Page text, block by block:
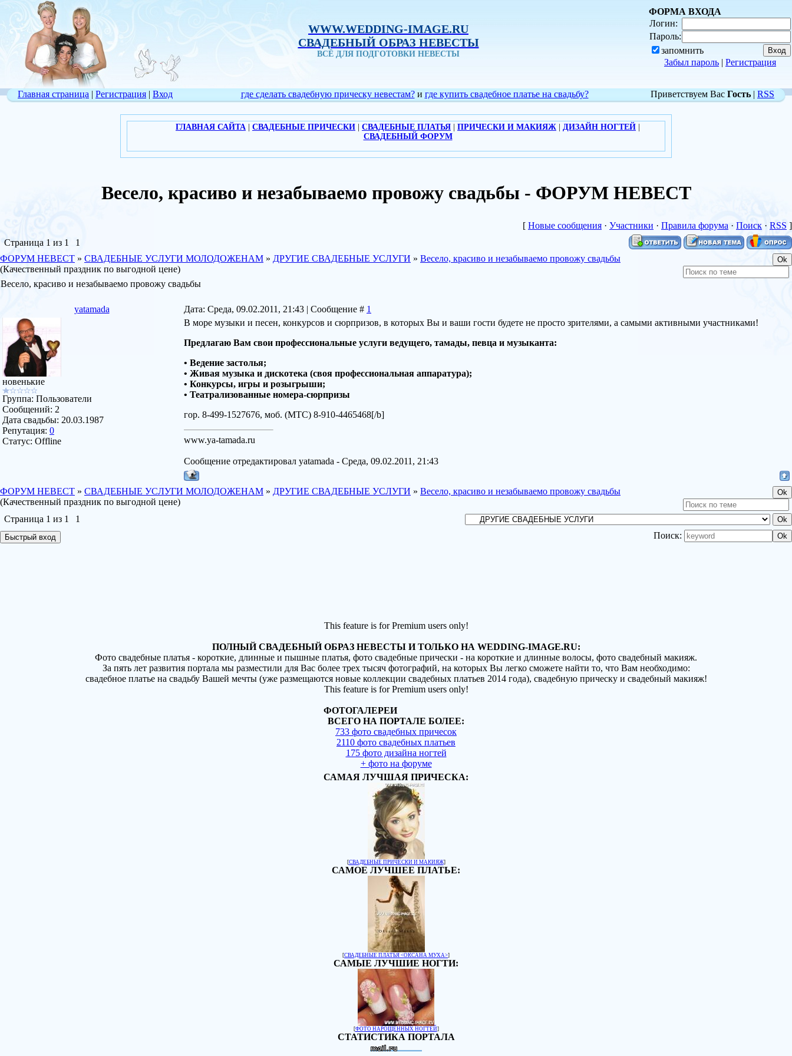
WWW.WEDDING-IMAGE.RU
СВАДЕБНЫЙ ОБРАЗ НЕВЕСТЫ
ВСЁ ДЛЯ ПОДГОТОВКИ НЕВЕСТЫ
ФОРМА ВХОДА
Логин:
Пароль:
запомнить
Забыл пароль | Регистрация
Главная страница | Регистрация | Вход где сделать свадебную прическу невестам?и где купить свадебное платье на свадьбу? Приветствуем Вас Гость | RSS
ГЛАВНАЯ САЙТА СВАДЕБНЫЕ ПРИЧЕСКИ СВАДЕБНЫЕ ПЛАТЬЯ ПРИЧЕСКИ И МАКИЯЖ ДИЗАЙН НОГТЕЙ
СВАДЕБНЫЙ ФОРУМ
Весело, красиво и незабываемо провожу свадьбы - ФОРУМ НЕВЕСТ
[ Новые сообщения · Участники · Правила форума · Поиск · RSS ]
Страница 1 из 1
1
ФОРУМ НЕВЕСТ » СВАДЕБНЫЕ УСЛУГИ МОЛОДОЖЕНАМ » ДРУГИЕ СВАДЕБНЫЕ УСЛУГИ » Весело, красиво и незабываемо провожу свадьбы
(Качественный праздник по выгодной цене)
Весело, красиво и незабываемо провожу свадьбы
yatamada Дата: Среда, 09.02.2011, 21:43 | Сообщение # 1
новенькие
Группа: Пользователи
Сообщений: 2
Дата свадьбы: 20.03.1987
Репутация: 0
Статус: Offline
В море музыки и песен, конкурсов и сюрпризов, в которых Вы и ваши гости будете не просто зрителями, а самыми активными участниками!
Предлагаю Вам свои профессиональные услуги ведущего, тамады, певца и музыканта:
• Ведение застолья;
• Живая музыка и дискотека (своя профессиональная аппаратура);
• Конкурсы, игры и розыгрыши;
• Театрализованные номера-сюрпризы
гор. 8-499-1527676, моб. (МТС) 8-910-4465468[/b]
www.ya-tamada.ru
Сообщение отредактировал yatamada - Среда, 09.02.2011, 21:43
ФОРУМ НЕВЕСТ » СВАДЕБНЫЕ УСЛУГИ МОЛОДОЖЕНАМ » ДРУГИЕ СВАДЕБНЫЕ УСЛУГИ » Весело, красиво и незабываемо провожу свадьбы
(Качественный праздник по выгодной цене)
Страница 1 из 1
1
Поиск:
This feature is for Premium users only!
ПОЛНЫЙ СВАДЕБНЫЙ ОБРАЗ НЕВЕСТЫ И ТОЛЬКО НА WEDDING-IMAGE.RU:
Фото свадебные платья - короткие, длинные и пышные платья, фото свадебные прически - на короткие и длинные волосы, фото свадебный макияж.
За пять лет развития портала мы разместили для Вас более трех тысяч фотографий, на которых Вы легко сможете найти то, что Вам необходимо:
свадебное платье на свадьбу Вашей мечты (уже размещаются новые коллекции свадебных платьев 2014 года), свадебную прическу и свадебный макияж!
This feature is for Premium users only!
ФОТОГАЛЕРЕИ
ВСЕГО НА ПОРТАЛЕ БОЛЕЕ:
733 фото свадебных причесок
2110 фото свадебных платьев
175 фото дизайна ногтей
+ фото на форуме
САМАЯ ЛУЧШАЯ ПРИЧЕСКА:
[СВАДЕБНЫЕ ПРИЧЕСКИ И МАКИЯЖ]
САМОЕ ЛУЧШЕЕ ПЛАТЬЕ:
[СВАДЕБНЫЕ ПЛАТЬЯ <ОКСАНА МУХА>]
САМЫЕ ЛУЧШИЕ НОГТИ:
[ФОТО НАРОЩЕННЫХ НОГТЕЙ]
СТАТИСТИКА ПОРТАЛА